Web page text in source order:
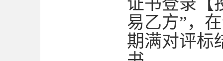
易乙方”，
期满对评标